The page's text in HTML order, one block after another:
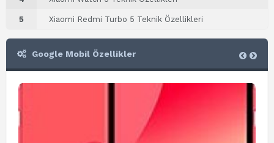
5 Xiaomi Redmi Turbo 5 Teknik Özellikleri
Google Mobil Özellikler